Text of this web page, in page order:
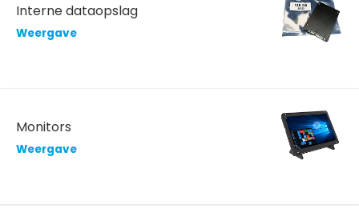
Interne dataopslag
Weergave
Monitors
Weergave